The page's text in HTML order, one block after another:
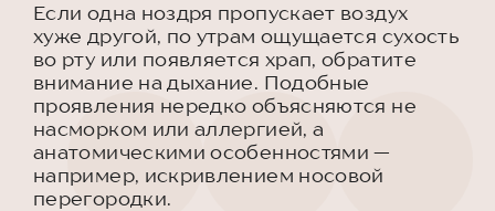
Если одна ноздря пропускает воздух
хуже другой, по утрам ощущается сухость
во рту или появляется храп, обратите
внимание на дыхание. Подобные
проявления нередко объясняются не
насморком или аллергией, а
анатомическими особенностями —
например, искривлением носовой
перегородки.